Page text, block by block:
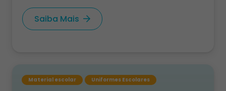
Saiba Mais
Material escolar Uniformes Escolares